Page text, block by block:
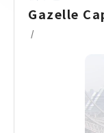
Gazelle
/